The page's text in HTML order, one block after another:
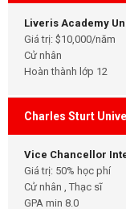
Liveris Academy
Giá trị: $10,000/năm
Cử nhân
Hoàn thành lớp 12
Charles Sturt
Vice Chancellor
Giá trị: 50% học phí
Cử nhân , Thạc sĩ
GPA min 8.0